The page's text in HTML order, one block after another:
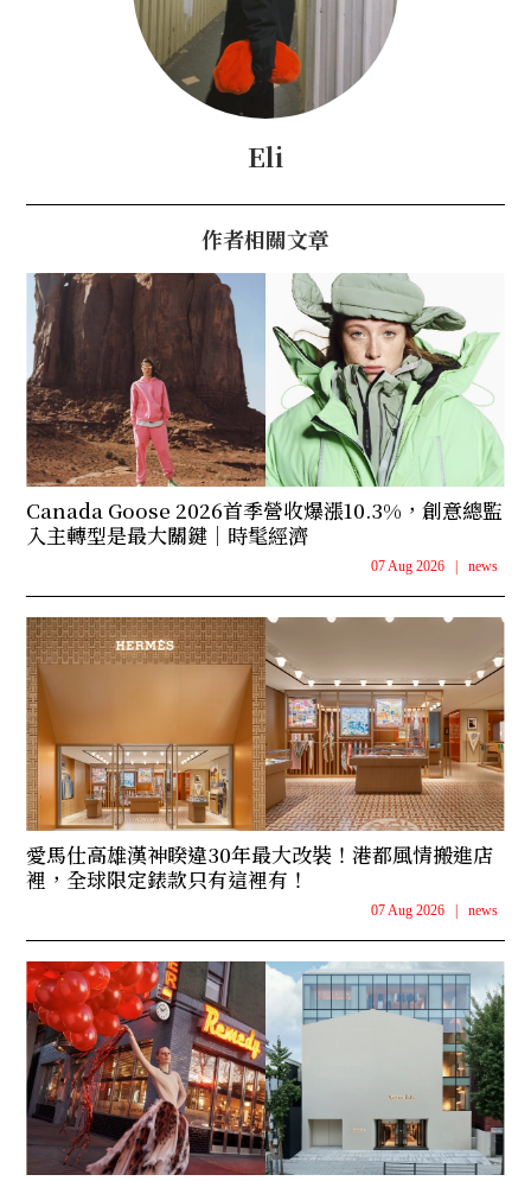
Eli
作者相關文章
Canada Goose 2026首季營收爆漲10.3%，創意總監
入主轉型是最大關鍵｜時髦經濟
07 Aug 2026 | news
愛馬仕高雄漢神睽違30年最大改裝！港都風情搬進店
裡，全球限定錶款只有這裡有！
07 Aug 2026 | news